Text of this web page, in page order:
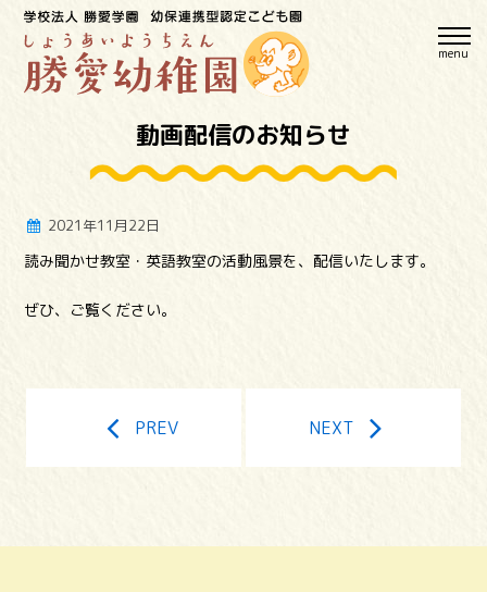
動画配信のお知らせ
2021年11月22日
読み聞かせ教室・英語教室の活動風景を、配信いたします。
ぜひ、ご覧ください。
PREV NEXT
menu